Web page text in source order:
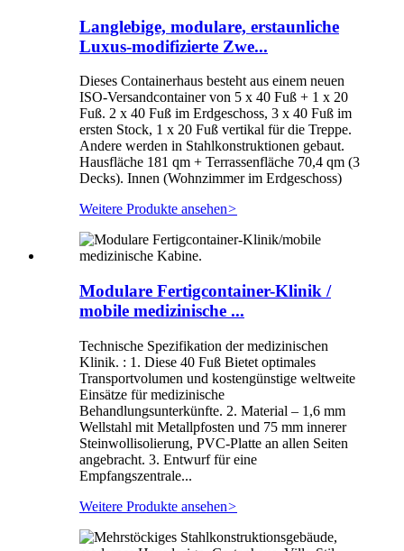
Langlebige, modulare, erstaunliche
Luxus-modifizierte Zwe...
Dieses Containerhaus besteht aus einem neuen
ISO-Versandcontainer von 5 x 40 Fuß + 1 x 20
Fuß. 2 x 40 Fuß im Erdgeschoss, 3 x 40 Fuß im
ersten Stock, 1 x 20 Fuß vertikal für die Treppe.
Andere werden in Stahlkonstruktionen gebaut.
Hausfläche 181 qm + Terrassenfläche 70,4 qm (3
Decks). Innen (Wohnzimmer im Erdgeschoss)
Weitere Produkte ansehen>
Modulare Fertigcontainer-Klinik /
mobile medizinische ...
Technische Spezifikation der medizinischen
Klinik. : 1. Diese 40 Fuß Bietet optimales
Transportvolumen und kostengünstige weltweite
Einsätze für medizinische
Behandlungsunterkünfte. 2. Material – 1,6 mm
Wellstahl mit Metallpfosten und 75 mm innerer
Steinwollisolierung, PVC-Platte an allen Seiten
angebracht. 3. Entwurf für eine
Empfangszentrale...
Weitere Produkte ansehen>